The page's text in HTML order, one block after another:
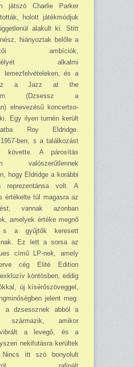
játszó Charlie Parker
holott játékmódjuk
alakult ki. Stitt
hiányoztak belőle a
ambíciók,
alkalmi
lemezfelvételeken, és a
a Jazz at the
(Dzsessz a
elnevezésű koncertso­
Egy ilyen turnén került
Roy Eldridge.
ben, s a találkozást
követte. A párosítás
valószerűtlennek
hogy Eldridge a korábbi
reprezentánsa volt. A
értékelte túl magasra az
vannak azonban
amelyek értéke megnő
a gyűjtők keresett
Ez lett a sorsa az
című LP-nek, amely
cég Elité Edition
köntösben, eddig
új kísérőszöveggel,
jelent meg.
a dzsessznek abból a
származik, amikor
vibrált a levegő, és a
neki­futásra kerültek
Nincs itt szó bonyolult